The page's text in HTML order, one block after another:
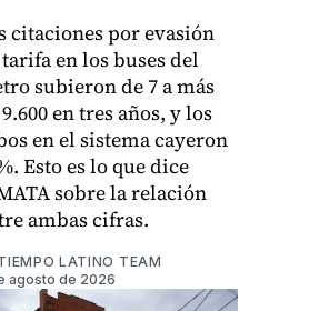
citaciones por evasión
en los buses del
subieron de 7 a más
en tres años, y los
en el sistema cayeron
Esto es lo que dice
sobre la relación
ambas cifras.
LATINO TEAM
agosto de 2026